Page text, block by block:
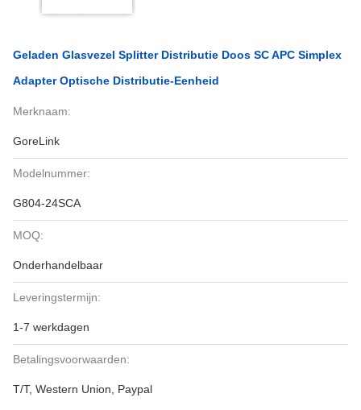
Geladen Glasvezel Splitter Distributie Doos SC APC Simplex
Adapter Optische Distributie-Eenheid
Merknaam:
GoreLink
Modelnummer:
G804-24SCA
MOQ:
Onderhandelbaar
Leveringstermijn:
1-7 werkdagen
Betalingsvoorwaarden:
T/T, Western Union, Paypal